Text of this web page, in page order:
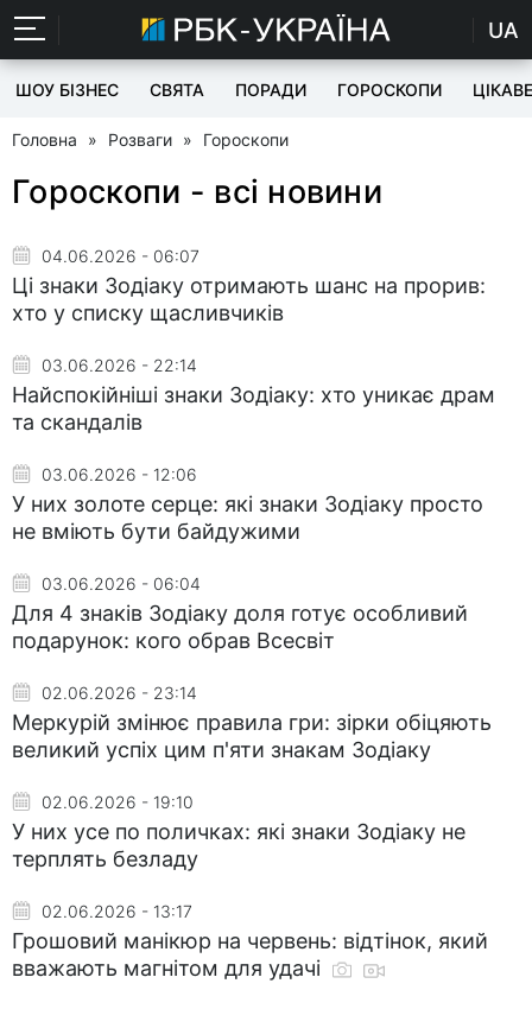
UA
ШОУ БІЗНЕС СВЯТА ПОРАДИ ГОРОСКОПИ ЦІКАВЕ
Головна » Розваги » Гороскопи
Гороскопи - всі новини
04.06.2026 - 06:07
Ці знаки Зодіаку отримають шанс на прорив:
хто у списку щасливчиків
03.06.2026 - 22:14
Найспокійніші знаки Зодіаку: хто уникає драм
та скандалів
03.06.2026 - 12:06
У них золоте серце: які знаки Зодіаку просто
не вміють бути байдужими
03.06.2026 - 06:04
Для 4 знаків Зодіаку доля готує особливий
подарунок: кого обрав Всесвіт
02.06.2026 - 23:14
Меркурій змінює правила гри: зірки обіцяють
великий успіх цим п'яти знакам Зодіаку
02.06.2026 - 19:10
У них усе по поличках: які знаки Зодіаку не
терплять безладу
02.06.2026 - 13:17
Грошовий манікюр на червень: відтінок, який
вважають магнітом для удачі